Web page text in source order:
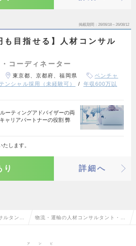
掲載期間 26/06/18～26/08/12
も目指せる】人材コンサル
コーディネーター
東京都、京都府、福岡県
ベンチャ
ンシャル採用（未経験可）
年収600万以
ーティングアドバイザーの両
ャリアパートナーの役割 弊
します。
り 詳細へ
ルタン 物流・運輸の人材コンサルタント・コ